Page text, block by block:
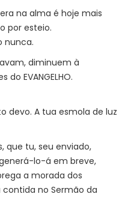
na alma é hoje mais
por esteio.
nunca.
diminuem à
EVANGELHO.
devo. A tua esmola de luz
que tu, seu enviado,
lo-á em breve,
a morada dos
no Sermão da